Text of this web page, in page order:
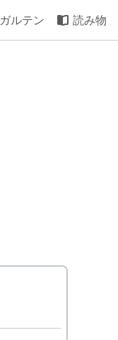
ガルテン 読み物